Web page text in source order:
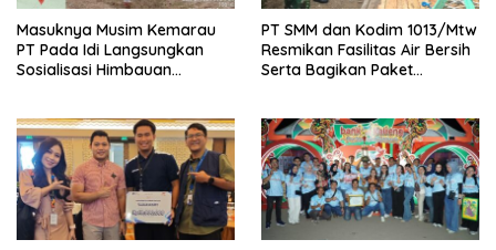
Masuknya Musim Kemarau
PT Pada Idi Langsungkan
Sosialisasi Himbauan
PT SMM dan Kodim 1013/Mtw
Resmikan Fasilitas Air Bersih
Serta Bagikan Paket